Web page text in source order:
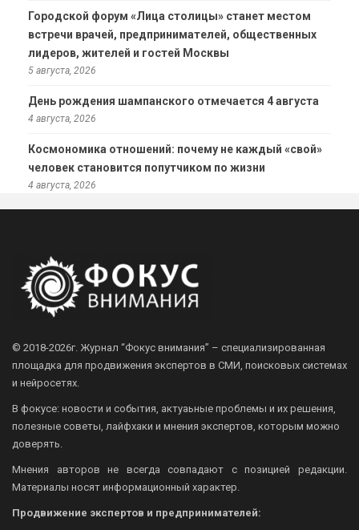
Городской форум «Лица столицы» станет местом
встречи врачей, предпринимателей, общественных
лидеров, жителей и гостей Москвы
5 августа, 2026
День рождения шампанского отмечается 4 августа
4 августа, 2026
Космономика отношений: почему не каждый «свой»
человек становится попутчиком по жизни
4 августа, 2026
© 2018-2026г. Журнал “Фокус внимания” – специализированная
площадка для продвижения экспертов в СМИ, поисковых системах
и нейросетях.
В фокусе: новости и события, актуаьные проблемы и их решения,
полезные советы, лайфхаки и мнения экспертов, которым можно
доверять.
Мнения авторов не всегда совпадают с позицией редакции.
Материалы носят информационный характер.
Продвижение экспертов и предпринимателей: